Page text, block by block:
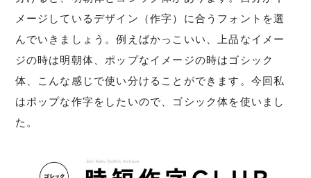
メージしているデザイン（作字）に合うフォントを選
んでいきましょう。例えばかっこいい、上品なイメー
ジの時は明朝体、ポップなイメージの時はゴシック
体、こんな感じで使い分けることができます。今回私
はポップな作字をしたいので、ゴシック体を使いまし
た。